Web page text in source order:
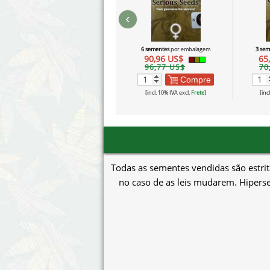
6 sementespor embalagem
90,96 US$
96,77 US$
Compre
[incl. 10% IVA excl. Frete]
3
‹
Todas as sementes vendidas são
no caso de as leis mudarem.